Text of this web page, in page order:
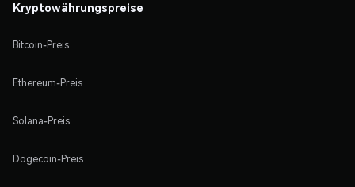
Kryptowährungspreise
Bitcoin-Preis
Ethereum-Preis
Solana-Preis
Dogecoin-Preis